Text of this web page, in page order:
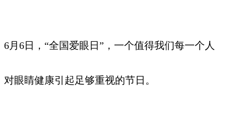
6月6日，“全国爱眼日”，一个值得我们每一个人
对眼睛健康引起足够重视的节日。